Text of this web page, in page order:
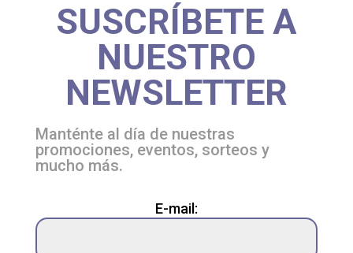
SUSCRÍBETE A
NUESTRO
NEWSLETTER
Manténte al día de nuestras
promociones, eventos, sorteos y
mucho más.
leave
this
E-mail: